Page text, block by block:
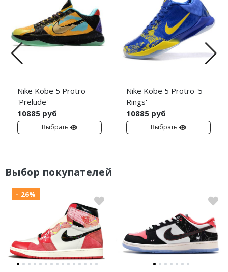
Nike Kobe 5 Protro
'Prelude'
10885 руб
Выбрать
Nike Kobe 5 Protro '5
Rings'
10885 руб
Выбрать
Выбор покупателей
- 26%